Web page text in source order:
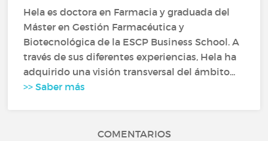
Hela es doctora en Farmacia y graduada del
Máster en Gestión Farmacéutica y
Biotecnológica de la ESCP Business School. A
través de sus diferentes experiencias, Hela ha
adquirido una visión transversal del ámbito...
>> Saber más
COMENTARIOS